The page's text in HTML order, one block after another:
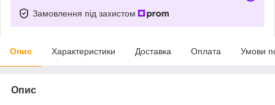
Замовлення під захистом
Опис Характеристики Доставка Оплата Умови
Опис